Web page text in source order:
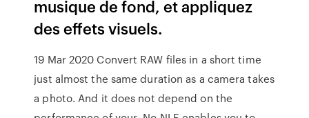
musique de fond, et appliquez
des effets visuels.
19 Mar 2020 Convert RAW files in a short time
just almost the same duration as a camera takes
a photo. And it does not depend on the